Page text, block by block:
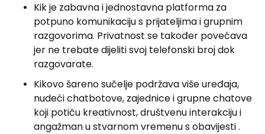
Kik je zabavna i jednostavna platforma za
potpuno komunikaciju s prijateljima i grupnim
razgovorima. Privatnost se također povećava
jer ne trebate dijeliti svoj telefonski broj dok
razgovarate.
Kikovo šareno sučelje podržava više uređaja,
nudeći chatbotove, zajednice i grupne chatove
koji potiču kreativnost, društvenu interakciju i
angažman u stvarnom vremenu s obavijesti .